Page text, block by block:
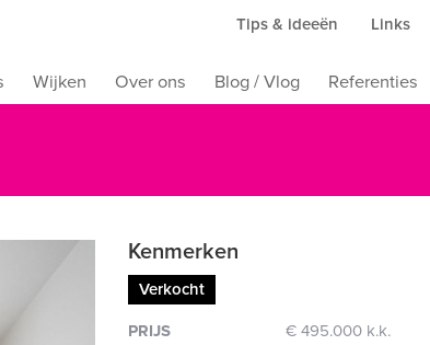
Tips & ideeën Links
Wijken Over ons Blog / Vlog Referenties
Vergroten
Kenmerken
Verkocht
PRIJS
€ 495.000 k.k.